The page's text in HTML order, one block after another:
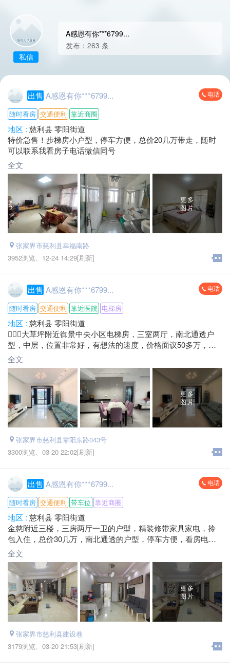
私信
A感恩有你***6799...
发布：263 条
出售 A感恩有你***6799... 电话
随时看房 交通便利 靠近商圈
地区 : 慈利县 零阳街道
特价急售！步梯房小户型，停车方便，总价20几万带走，随时
可以联系我看房子电话微信同号
全文
更多
图片
张家界市慈利县幸福南路
3952浏览、 12-24 14:29[刷新]
出售 A感恩有你***6799... 电话
随时看房 交通便利 靠近医院 电梯房
地区 : 慈利县 零阳街道
大草坪附近御景中央小区电梯房，三室两厅，南北通透户
型，中层，位置非常好，有想法的速度，价格面议50多万，看
房电话微信同号
全文
更多
图片
张家界市慈利县零阳东路043号
3300浏览、 03-20 22:02[刷新]
出售 A感恩有你***6799... 电话
随时看房 交通便利 带车位 靠近商圈
地区 : 慈利县 零阳街道
金慈附近三楼，三房两厅一卫的户型，精装修带家具家电，拎
包入住，总价30几万，南北通透的户型，停车方便，看房电话**
***6799
全文
更多
图片
张家界市慈利县建设巷
3179浏览、 03-20 21:53[刷新]